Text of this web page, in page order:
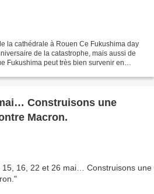
la cathédrale à Rouen Ce Fukushima day
de la catastrophe, mais aussi de
Fukushima peut très bien survenir en
Construisons une
Macron.